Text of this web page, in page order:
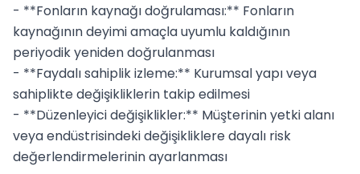
- **Fonların kaynağı doğrulaması:** Fonların
kaynağının deyimi amaçla uyumlu kaldığının
periyodik yeniden doğrulanması
- **Faydalı sahiplik izleme:** Kurumsal yapı veya
sahiplikte değişikliklerin takip edilmesi
- **Düzenleyici değişiklikler:** Müşterinin yetki alanı
veya endüstrisindeki değişikliklere dayalı risk
değerlendirmelerinin ayarlanması